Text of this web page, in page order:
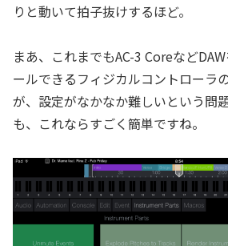
りと動いて拍子抜けするほど。
まあ、これまでもAC-3 Coreなど
ールできるフィジカルコントローラ
が、設定がなかなか難しいという問
も、これならすごく簡単ですね。